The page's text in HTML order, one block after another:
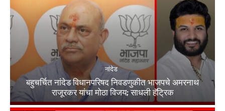
नांदेड
बहुचर्चित नांदेड विधानपरिषद निवडणुकीत भाजपचे अमरनाथ
राजूरकर यांचा मोठा विजय; साधली हॅट्रिक